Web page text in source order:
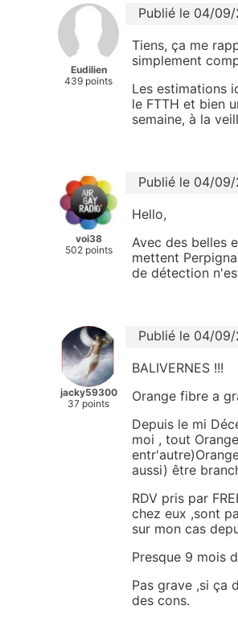
Eudilien
439 points
Publié le 04/09/
Tiens, ça me
simplement
Les estimations
le FTTH et bien
semaine, à la
voi38
502 points
Publié le 04/09/
Hello,
Avec des belles
mettent
de détection
jacky59300
37 points
Publié le 04/09/
BALIVERNES !!!
Orange fibre a
Depuis le mi
moi , tout
aussi) être
RDV pris par
chez eux ,sont
sur mon cas
Presque 9 mois
Pas grave ,si ça
des cons.